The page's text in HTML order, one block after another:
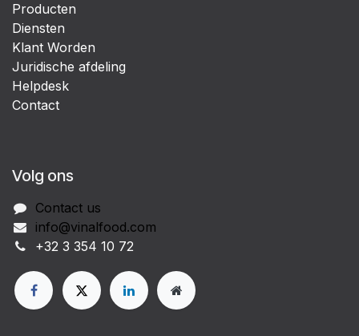
Producten
Diensten
Klant Worden
Juridische afdeling
Helpdesk
Contact
Volg ons
Contact us
info@vinalfood.com
+32 3 354 10 72